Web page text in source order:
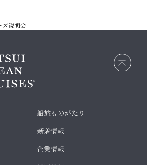
ズ説明会
画面
最上
船旅ものがたり
新着情報
企業情報